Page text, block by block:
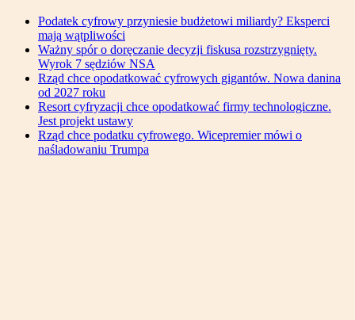
Podatek cyfrowy przyniesie budżetowi miliardy? Eksperci
mają wątpliwości
Ważny spór o doręczanie decyzji fiskusa rozstrzygnięty.
Wyrok 7 sędziów NSA
Rząd chce opodatkować cyfrowych gigantów. Nowa danina
od 2027 roku
Resort cyfryzacji chce opodatkować firmy technologiczne.
Jest projekt ustawy
Rząd chce podatku cyfrowego. Wicepremier mówi o
naśladowaniu Trumpa